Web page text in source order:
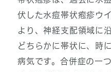
伏した水痘帯状疱疹ウ
より、神経支配領域に
どちらかに帯状に、時
病気です。合併症の一